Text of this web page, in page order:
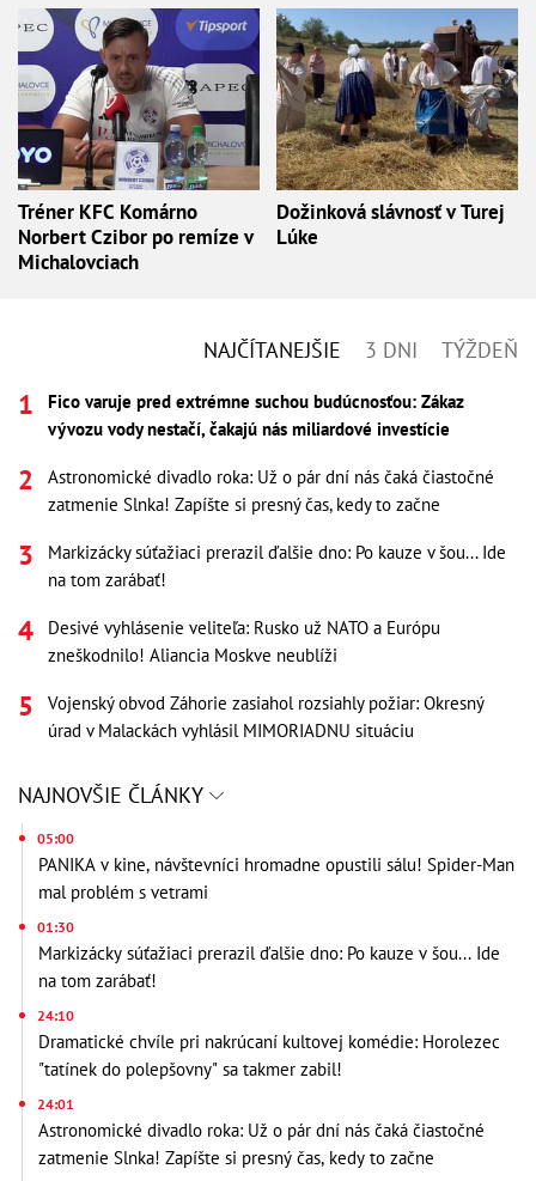
Tréner KFC Komárno
Norbert Czibor po remíze v
Michalovciach
Dožinková slávnosť v Turej
Lúke
NAJČÍTANEJŠIE 3 DNI TÝŽDEŇ
Fico varuje pred extrémne suchou budúcnosťou: Zákaz
vývozu vody nestačí, čakajú nás miliardové investície
Astronomické divadlo roka: Už o pár dní nás čaká čiastočné
zatmenie Slnka! Zapíšte si presný čas, kedy to začne
Markizácky súťažiaci prerazil ďalšie dno: Po kauze v šou... Ide
na tom zarábať!
Desivé vyhlásenie veliteľa: Rusko už NATO a Európu
zneškodnilo! Aliancia Moskve neublíži
Vojenský obvod Záhorie zasiahol rozsiahly požiar: Okresný
úrad v Malackách vyhlásil MIMORIADNU situáciu
NAJNOVŠIE ČLÁNKY
05:00
PANIKA v kine, návštevníci hromadne opustili sálu! Spider-Man
mal problém s vetrami
01:30
Markizácky súťažiaci prerazil ďalšie dno: Po kauze v šou... Ide
na tom zarábať!
24:10
Dramatické chvíle pri nakrúcaní kultovej komédie: Horolezec
"tatínek do polepšovny" sa takmer zabil!
24:01
Astronomické divadlo roka: Už o pár dní nás čaká čiastočné
zatmenie Slnka! Zapíšte si presný čas, kedy to začne